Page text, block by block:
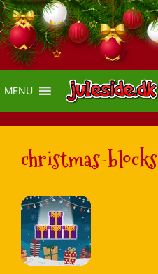
MENU
christmas-blocks